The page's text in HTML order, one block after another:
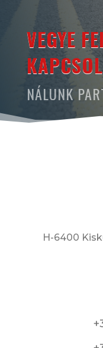
VEGYE
NÁLUNK
H-6400